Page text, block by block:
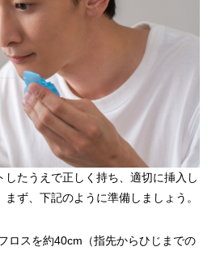
たうえで正しく持ち、適切に挿入し
ず、下記のように準備しましょう。
ロスを約40cm（指先からひじまでの